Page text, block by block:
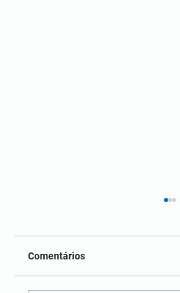
Comentários